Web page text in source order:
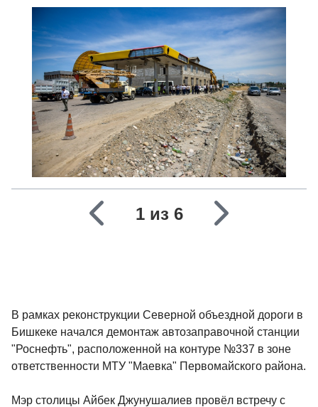
1 из 6
В рамках реконструкции Северной объездной дороги в
Бишкеке начался демонтаж автозаправочной станции
"Роснефть", расположенной на контуре №337 в зоне
ответственности МТУ "Маевка" Первомайского района.
Мэр столицы Айбек Джунушалиев провёл встречу с